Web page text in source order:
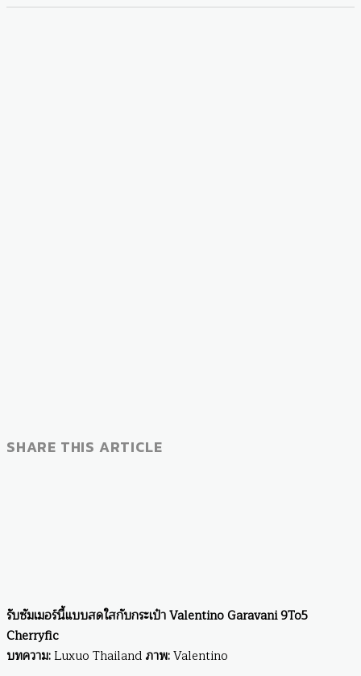
SHARE THIS ARTICLE
รับซัมเมอร์นี้แบบสดใสกับกระเป๋า Valentino Garavani 9To5
Cherryfic
บทความ:Luxuo Thailand ภาพ:Valentino